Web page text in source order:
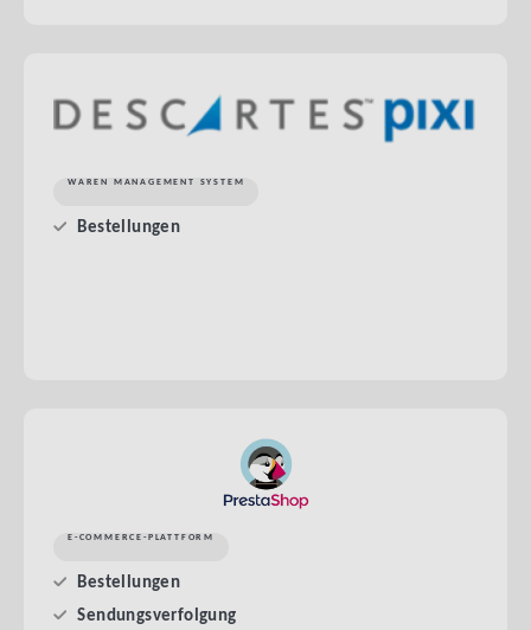
WAREN MANAGEMENT SYSTEM
Bestellungen
E-COMMERCE-PLATTFORM
Bestellungen
Sendungsverfolgung